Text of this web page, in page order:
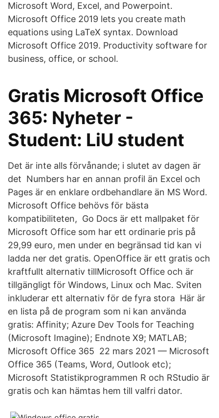
Microsoft Word, Excel, and Powerpoint.
Microsoft Office 2019 lets you create math
equations using LaTeX syntax. Download
Microsoft Office 2019. Productivity software for
business, office, or school.
Gratis Microsoft Office
365: Nyheter -
Student: LiU student
Det är inte alls förvånande; i slutet av dagen är
det Numbers har en annan profil än Excel och
Pages är en enklare ordbehandlare än MS Word.
Microsoft Office behövs för bästa
kompatibiliteten, Go Docs är ett mallpaket för
Microsoft Office som har ett ordinarie pris på
29,99 euro, men under en begränsad tid kan vi
ladda ner det gratis. OpenOffice är ett gratis och
kraftfullt alternativ tillMicrosoft Office och är
tillgängligt för Windows, Linux och Mac. Sviten
inkluderar ett alternativ för de fyra stora Här är
en lista på de program som ni kan använda
gratis: Affinity; Azure Dev Tools for Teaching
(Microsoft Imagine); Endnote X9; MATLAB;
Microsoft Office 365 22 mars 2021 — Microsoft
Office 365 (Teams, Word, Outlook etc);
Microsoft Statistikprogrammen R och RStudio är
gratis och kan hämtas hem till valfri dator.